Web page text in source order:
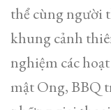
thể cùng người
khung cảnh
nghiệm các
mật Ong, BBQ